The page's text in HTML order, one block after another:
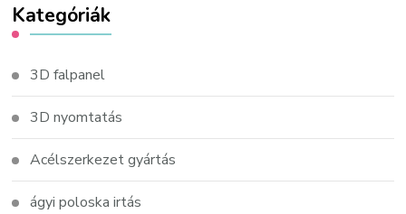
Kategóriák
3D falpanel
3D nyomtatás
Acélszerkezet gyártás
ágyi poloska irtás